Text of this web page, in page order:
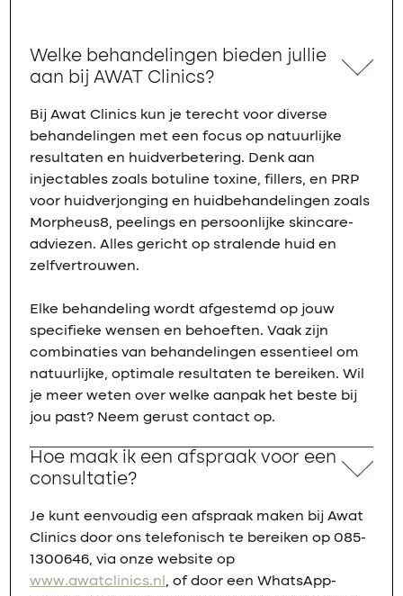
Welke behandelingen bieden jullie
aan bij AWAT Clinics?
Bij Awat Clinics kun je terecht voor diverse
behandelingen met een focus op natuurlijke
resultaten en huidverbetering. Denk aan
injectables zoals botuline toxine, fillers, en PRP
voor huidverjonging en huidbehandelingen zoals
Morpheus8, peelings en persoonlijke skincare-
adviezen. Alles gericht op stralende huid en
zelfvertrouwen.
Elke behandeling wordt afgestemd op jouw
specifieke wensen en behoeften. Vaak zijn
combinaties van behandelingen essentieel om
natuurlijke, optimale resultaten te bereiken. Wil
je meer weten over welke aanpak het beste bij
jou past? Neem gerust contact op.
Hoe maak ik een afspraak voor een
consultatie?
Je kunt eenvoudig een afspraak maken bij Awat
Clinics door ons telefonisch te bereiken op 085-
1300646, via onze website op
www.awatclinics.nl , of door een WhatsApp-